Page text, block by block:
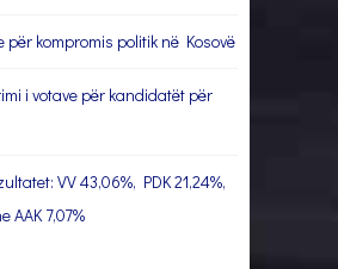
për kompromis politik në Kosovë
i votave për kandidatët për
VV 43,06%, PDK 21,24%,
AAK 7,07%